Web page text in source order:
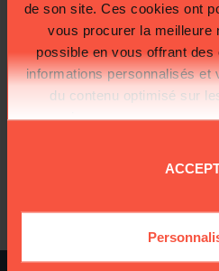
de son site. Ces cookies ont
vous procurer la meilleure
possible en vous offrant des
informations personnalisés et
du contenu optimisé sur
sociaux.Plus
Restez
Cathédrale de Paris